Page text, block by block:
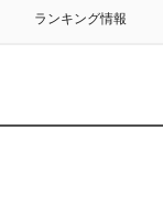
ランキング情報